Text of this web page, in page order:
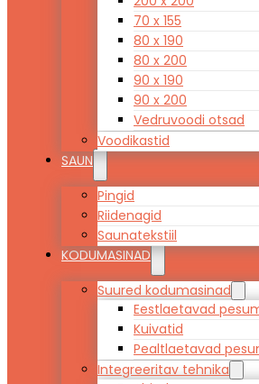
70 x 155
80 x 190
80 x 200
90 x 190
90 x 200
Vedruvoodi otsad
Voodikastid
SAUN
Pingid
Riidenagid
Saunatekstiil
KODUMASINAD
Suured kodumasinad
Eestlaetavad
Kuivatid
Pealtlaetavad
Integreeritav tehnika